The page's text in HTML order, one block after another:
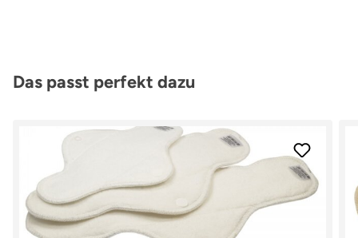
Produktgalerie überspringen
Das passt perfekt dazu